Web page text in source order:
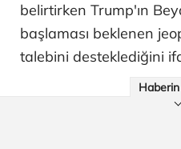
belirtirken Trump'ın
başlaması beklenen
talebini desteklediğini
Haberin